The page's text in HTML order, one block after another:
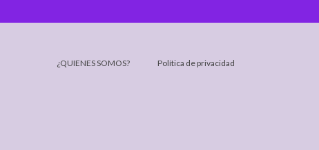
¿QUIENES SOMOS? Política de privacidad